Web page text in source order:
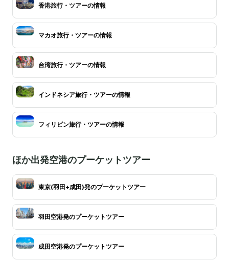
香港旅行・ツアーの情報
マカオ旅行・ツアーの情報
台湾旅行・ツアーの情報
インドネシア旅行・ツアーの情報
フィリピン旅行・ツアーの情報
ほか出発空港のプーケットツアー
東京(羽田+成田)発のプーケットツアー
羽田空港発のプーケットツアー
成田空港発のプーケットツアー